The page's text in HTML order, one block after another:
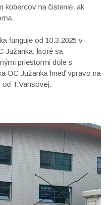
kobercov na čistenie, ak
funguje od 10.3.2025 v
Južanka, ktoré sa
priestormi dole s
OC Južanka hneď vpravo na
T.Vansovej.